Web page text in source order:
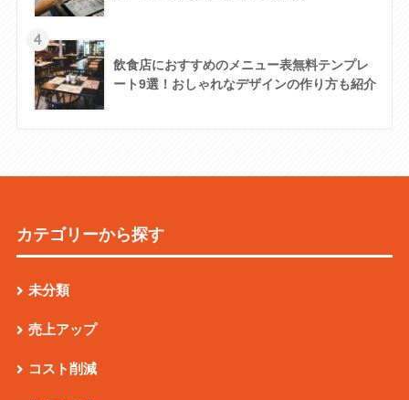
4
飲食店におすすめのメニュー表無料テンプレ
ート9選！おしゃれなデザインの作り方も紹介
カテゴリーから探す
未分類
売上アップ
コスト削減